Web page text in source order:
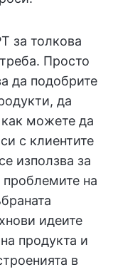
за толкова
Просто
да подобрите
да
можете да
с клиентите
използва за
на
идеите
продукта и
в